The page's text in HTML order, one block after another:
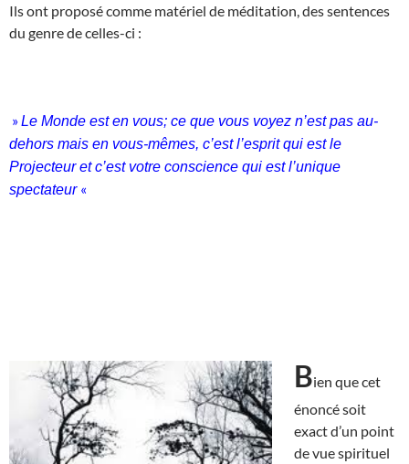
Ils ont proposé comme matériel de méditation, des sentences
du genre de celles-ci :
»Le Monde est en vous; ce que vous voyez n’est pas au-
dehors mais en vous-mêmes, c’est l’esprit qui est le
Projecteur et c’est votre conscience qui est l’unique
spectateur «
Bien que cet
énoncé soit
exact d’un point
de vue spirituel